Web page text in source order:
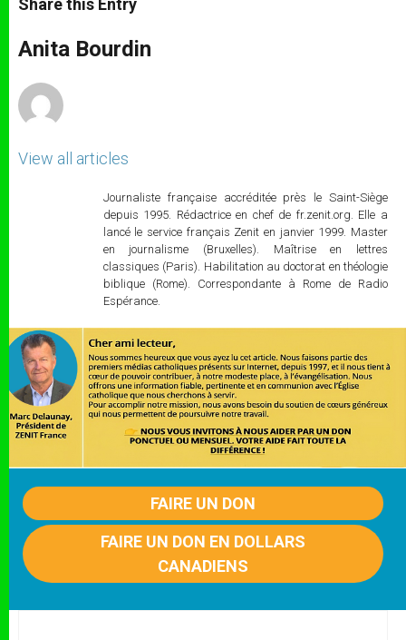
s
p
p
e
g
e
b
o
k
r
Share this Entry
Anita Bourdin
View all articles
Journaliste française accréditée près le Saint-Siège
depuis 1995. Rédactrice en chef de fr.zenit.org. Elle a
lancé le service français Zenit en janvier 1999. Master
en journalisme (Bruxelles). Maîtrise en lettres
classiques (Paris). Habilitation au doctorat en théologie
biblique (Rome). Correspondante à Rome de Radio
Espérance.
FAIRE UN DON
FAIRE UN DON EN DOLLARS
CANADIENS